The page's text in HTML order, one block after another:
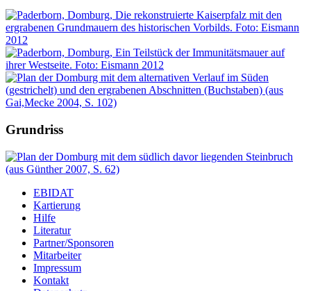
Grundriss
EBIDAT
Kartierung
Hilfe
Literatur
Partner/Sponsoren
Mitarbeiter
Impressum
Kontakt